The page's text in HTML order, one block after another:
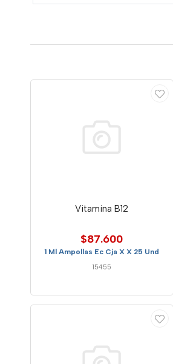
Vitamina B12
$87.600
1 Ml Ampollas Ec Cja X X 25 Und
15455